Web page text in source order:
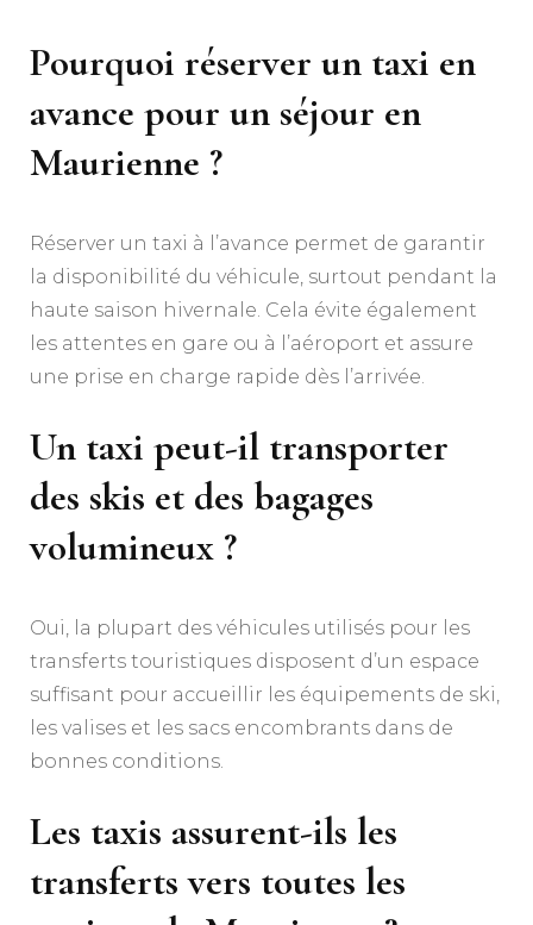
Pourquoi réserver un taxi en
avance pour un séjour en
Maurienne ?
Réserver un taxi à l’avance permet de garantir
la disponibilité du véhicule, surtout pendant la
haute saison hivernale. Cela évite également
les attentes en gare ou à l’aéroport et assure
une prise en charge rapide dès l’arrivée.
Un taxi peut-il transporter
des skis et des bagages
volumineux ?
Oui, la plupart des véhicules utilisés pour les
transferts touristiques disposent d’un espace
suffisant pour accueillir les équipements de ski,
les valises et les sacs encombrants dans de
bonnes conditions.
Les taxis assurent-ils les
transferts vers toutes les